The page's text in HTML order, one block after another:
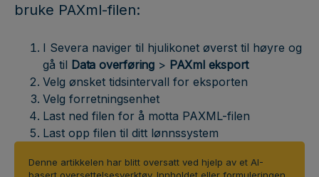
bruke PAXml-filen:
I Severa naviger til hjulikonet øverst til høyre og
gå til Data overføring > PAXml eksport
Velg ønsket tidsintervall for eksporten
Velg forretningsenhet
Last ned filen for å motta PAXML-filen
Last opp filen til ditt lønnssystem
Denne artikkelen har blitt oversatt ved hjelp av et AI-
basert oversettelsesverktøy. Innholdet eller formuleringen